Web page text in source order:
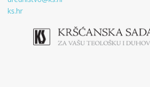
ks.hr